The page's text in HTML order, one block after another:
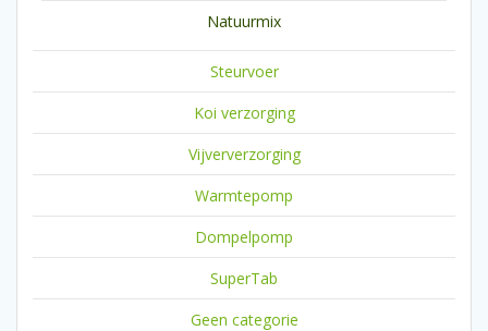
Natuurmix
Steurvoer
Koi verzorging
Vijververzorging
Warmtepomp
Dompelpomp
SuperTab
Geen categorie